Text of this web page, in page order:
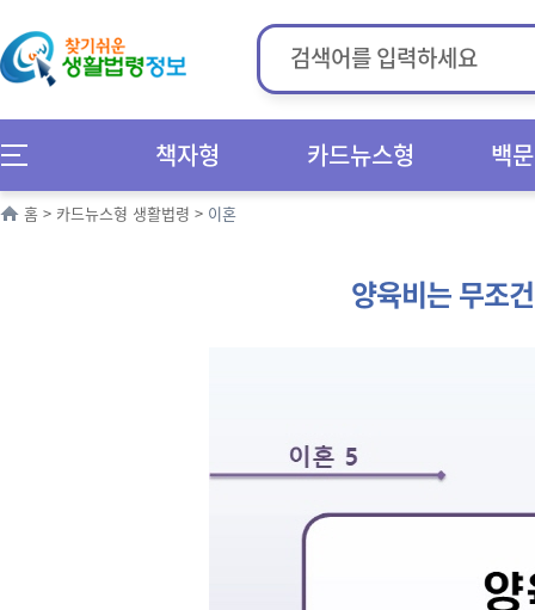
책자형 카드뉴스형 백
홈 > 카드뉴스형 생활법령 > 이혼
양육비는 무조